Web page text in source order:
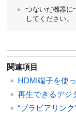
つないだ機器に
してください。
関連項目
HDMI端子を使
再生できるデジ
“ブラビアリンク